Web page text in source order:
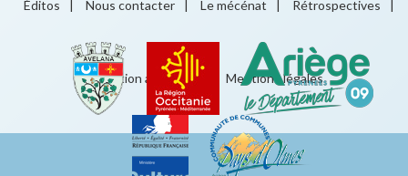
Éditos | Nous contacter | Le mécénat | Rétrospectives |
Éducation artistique Mentions légales